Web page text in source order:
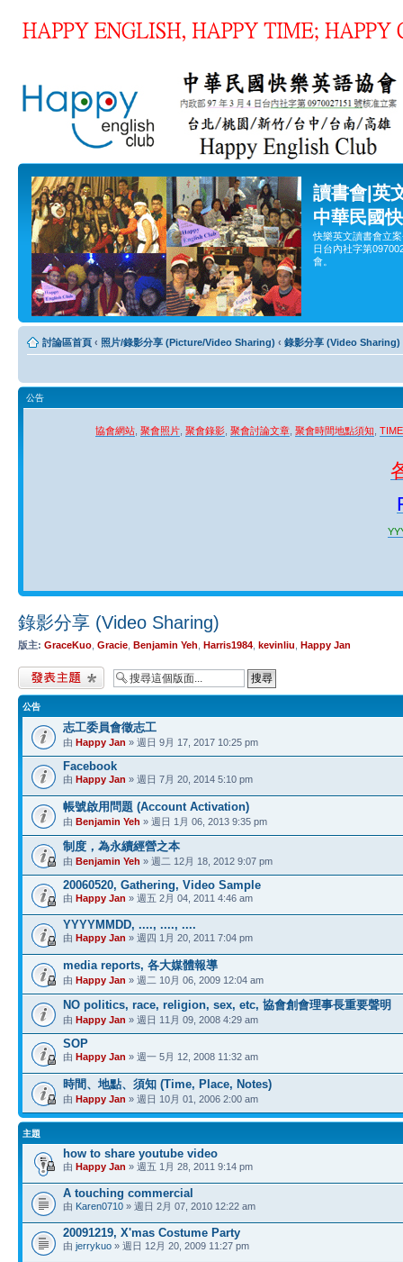
讀書會|英
中華民國
快樂英文讀書會立
日台內社字第
會。
討論區首頁 ‹ 照片/錄影分享 (Picture/Video Sharing) ‹ 錄影分享 (Video Sharing)
公告
協會網站 聚會照片 聚會錄影 聚會討論文章 聚會時間地點須知
錄影分享 (Video Sharing)
版主: GraceKuo Gracie Benjamin Yeh Harris1984 kevinliu Happy Jan
發表新主題
公告
志工委員會徵志工
由 Happy Jan » 週日 9月 17, 2017 10:25 pm
Facebook
由 Happy Jan » 週日 7月 20, 2014 5:10 pm
帳號啟用問題 (Account Activation)
由 Benjamin Yeh » 週日 1月 06, 2013 9:35 pm
制度，為永續經營之本
由 Benjamin Yeh » 週二 12月 18, 2012 9:07 pm
20060520, Gathering, Video Sample
由 Happy Jan » 週五 2月 04, 2011 4:46 am
YYYYMMDD, ...., ...., ....
由 Happy Jan » 週四 1月 20, 2011 7:04 pm
media reports, 各大媒體報導
由 Happy Jan » 週二 10月 06, 2009 12:04 am
NO politics, race, religion, sex, etc, 協會創會理事長重要聲明
由 Happy Jan » 週日 11月 09, 2008 4:29 am
SOP
由 Happy Jan » 週一 5月 12, 2008 11:32 am
時間、地點、須知 (Time, Place, Notes)
由 Happy Jan » 週日 10月 01, 2006 2:00 am
主題
how to share youtube video
由 Happy Jan » 週五 1月 28, 2011 9:14 pm
A touching commercial
由 Karen0710 » 週日 2月 07, 2010 12:22 am
20091219, X'mas Costume Party
由 jerrykuo » 週日 12月 20, 2009 11:27 pm